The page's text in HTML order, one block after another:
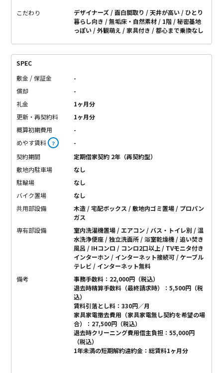
こだわり デザイナーズ 面白間取り 天井が高い
ひとり
暮らし向き
無垢床・自然素材 1階
秘密基地
っぽい
外観萌え 家具付き 都心まで乗換なし
SPEC
敷金 / 保証金
-
償却
-
礼金
1ヶ月分
更新・再契約料
1ヶ月分
概算初期費用
-
めやす賃料 ？
-
契約期間
定期借家契約 2年（再契約型）
敷地内駐車場
なし
駐輪場
なし
バイク置場
なし
共用部設備
木造 / 宅配ボックス / 敷地内ゴミ置場 / プロパン
ガス
専有部設備
室内洗濯機置場 / エアコン / バス・トイレ別 / 温
水洗浄便座 / 独立洗面所 / 浴室乾燥機 / 追い焚き
風呂 / IHコンロ / コンロ2口以上 / TVモニタ付き
インターホン / インターネット接続可 / ケーブル
テレビ / インターネット無料
備考
事務手数料：22,000円（税込）
退去時精算手数料（最終請求時）：5,500円（税
込）
賃料引落とし料：330円／月
家具家電撤去費用（家具家電無し契約を希望の場
合）：27,500円（税込）
退去時クリーニング費用借主負担：55,000円
（税込）
1年未満の短期解約違約金：総賃料1ヶ月分